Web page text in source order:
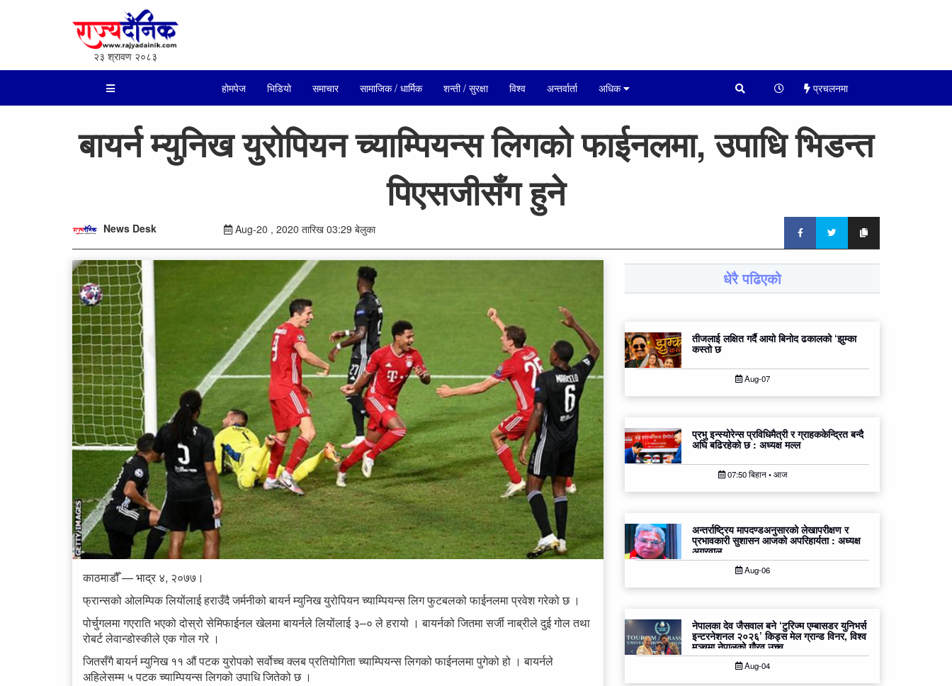
२३ श्रावण २०८३
होमपेज भिडियो समाचार सामाजिक / धार्मिक शन्ती / सुरक्षा विश्व अन्तर्वार्ता अधिक प्रचलनमा
बायर्न म्युनिख युरोपियन च्याम्पियन्स लिगको फाईनलमा, उपाधि भिडन्त
पिएसजीसँग हुने
News Desk Aug-20 , 2020 तारिख 03:29 बेलुका
काठमाडौँ — भाद्र ४, २०७७।
फ्रान्सको ओलम्पिक लियोंलाई हराउँदै जर्मनीको बायर्न म्युनिख युरोपियन च्याम्पियन्स लिग फुटबलको फाईनलमा प्रवेश गरेको छ ।
पोर्चुगलमा गएराति भएको दोस्रो सेमिफाईनल खेलमा बायर्नले लियोंलाई ३–० ले हरायो । बायर्नको जितमा सर्जी नाब्रीले दुई गोल तथा
रोबर्ट लेवान्डोस्कीले एक गोल गरे ।
जितसँगै बायर्न म्युनिख ११ औं पटक युरोपको सर्वोच्च क्लब प्रतियोगिता च्याम्पियन्स लिगको फाईनलमा पुगेको हो । बायर्नले
अहिलेसम्म ५ पटक च्याम्पियन्स लिगको उपाधि जितेको छ ।
धेरै पढिएको
तीजलाई लक्षित गर्दै आयो बिनोद ढकालको ‘झुम्का
कस्तो छ
Aug-07
प्रभु इन्स्योरेन्स प्रविधिमैत्री र ग्राहककेन्द्रित बन्दै
अघि बढिरहेको छ : अध्यक्ष मल्ल
07:50 बिहान • आज
अन्तर्राष्ट्रिय मापदण्डअनुसारको लेखापरीक्षण र
प्रभावकारी सुशासन आजको अपरिहार्यता : अध्यक्ष
अग्रवाल
Aug-06
नेपालका देव जैसवाल बने ‘टुरिज्म एम्बासडर युनिभर्स
इन्टरनेशनल २०२६’ किड्स मेल ग्रान्ड विनर, विश्व
मञ्चमा नेपालको गौरव उच्च
Aug-04